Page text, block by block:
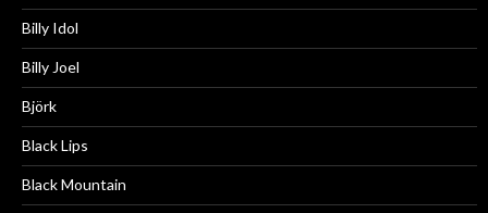
Billy Idol
Billy Joel
Björk
Black Lips
Black Mountain